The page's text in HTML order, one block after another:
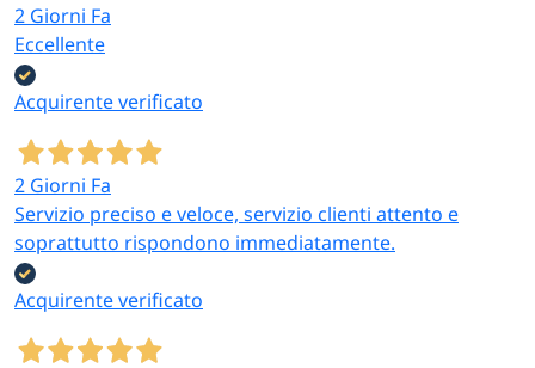
2 Giorni Fa
Eccellente
Acquirente verificato
2 Giorni Fa
Servizio preciso e veloce, servizio clienti attento e
soprattutto rispondono immediatamente.
Acquirente verificato